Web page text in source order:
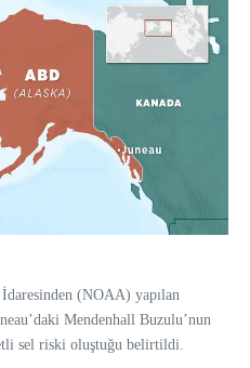
(NOAA) yapılan
Mendenhall Buzulu’nun
sel riski oluştuğu belirtildi.